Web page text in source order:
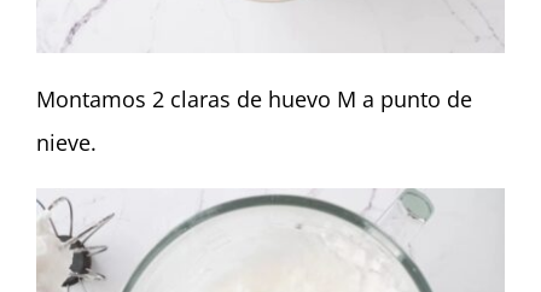
Montamos 2 claras de huevo M a punto de
nieve.